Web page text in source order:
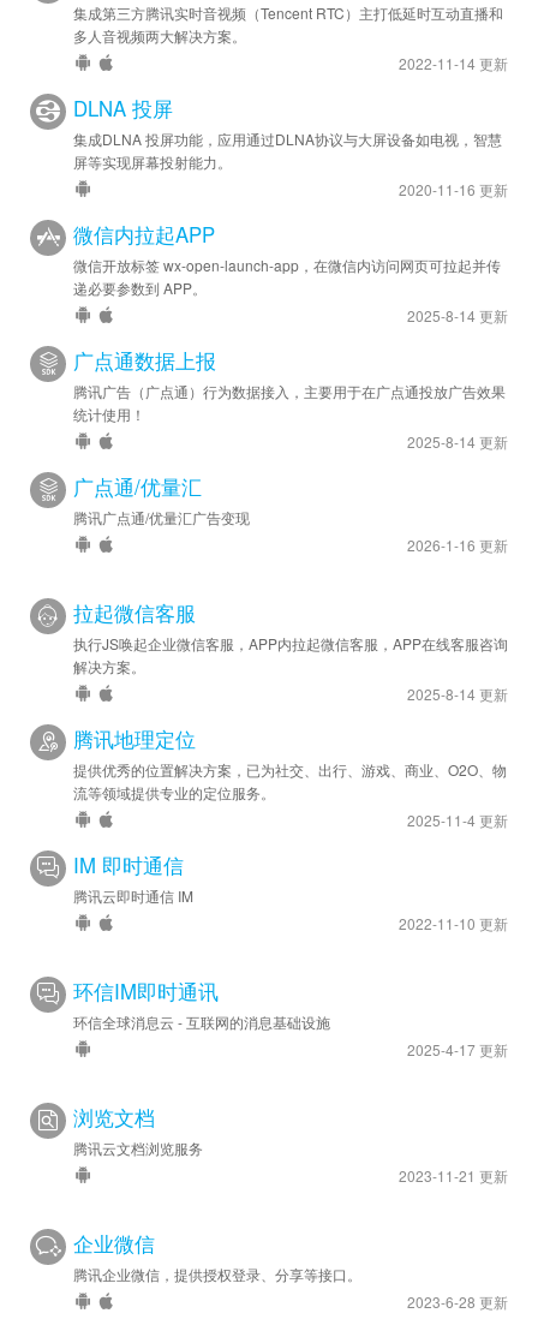
集成第三方腾讯实时音视频（Tencent RTC）主打低延时互动直播和
多人音视频两大解决方案。
2022-11-14 更新
DLNA 投屏
集成DLNA 投屏功能，应用通过DLNA协议与大屏设备如电视，智慧
屏等实现屏幕投射能力。
2020-11-16 更新
微信内拉起APP
微信开放标签 wx-open-launch-app，在微信内访问网页可拉起并传
递必要参数到 APP。
2025-8-14 更新
广点通数据上报
腾讯广告（广点通）行为数据接入，主要用于在广点通投放广告效果
统计使用！
2025-8-14 更新
广点通/优量汇
腾讯广点通/优量汇广告变现
2026-1-16 更新
拉起微信客服
执行JS唤起企业微信客服，APP内拉起微信客服，APP在线客服咨询
解决方案。
2025-8-14 更新
腾讯地理定位
提供优秀的位置解决方案，已为社交、出行、游戏、商业、O2O、物
流等领域提供专业的定位服务。
2025-11-4 更新
IM 即时通信
腾讯云即时通信 IM
2022-11-10 更新
环信IM即时通讯
环信全球消息云 - 互联网的消息基础设施
2025-4-17 更新
浏览文档
腾讯云文档浏览服务
2023-11-21 更新
企业微信
腾讯企业微信，提供授权登录、分享等接口。
2023-6-28 更新